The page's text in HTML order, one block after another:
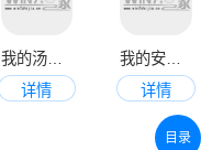
我的汤姆猫
详情
我的安吉拉2最新版
详情
目录